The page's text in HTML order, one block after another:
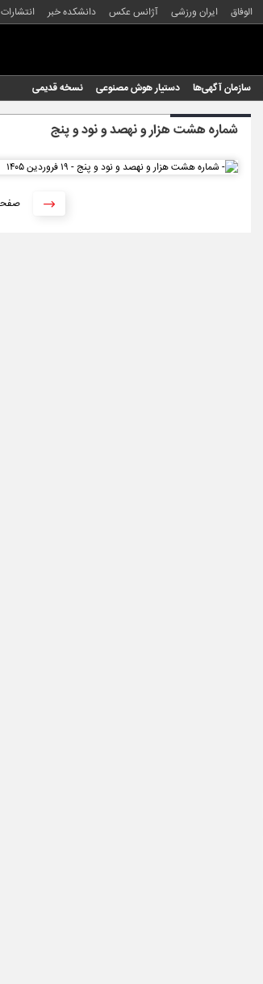
الوفاق ایران ورزشی آژانس عکس دانشکده خبر انتشارات
سازمان آگهی‌ها دستیار هوش مصنوعی نسخه قدیمی
شماره هشت هزار و نهصد و نود و پنج